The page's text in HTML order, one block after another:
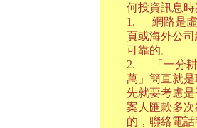
何投資訊息
1. 網路是虛
頁或海外公
可靠的。
2. 「一分耕
萬」簡直就
先就要考慮
案人匯款多
的，聯絡電